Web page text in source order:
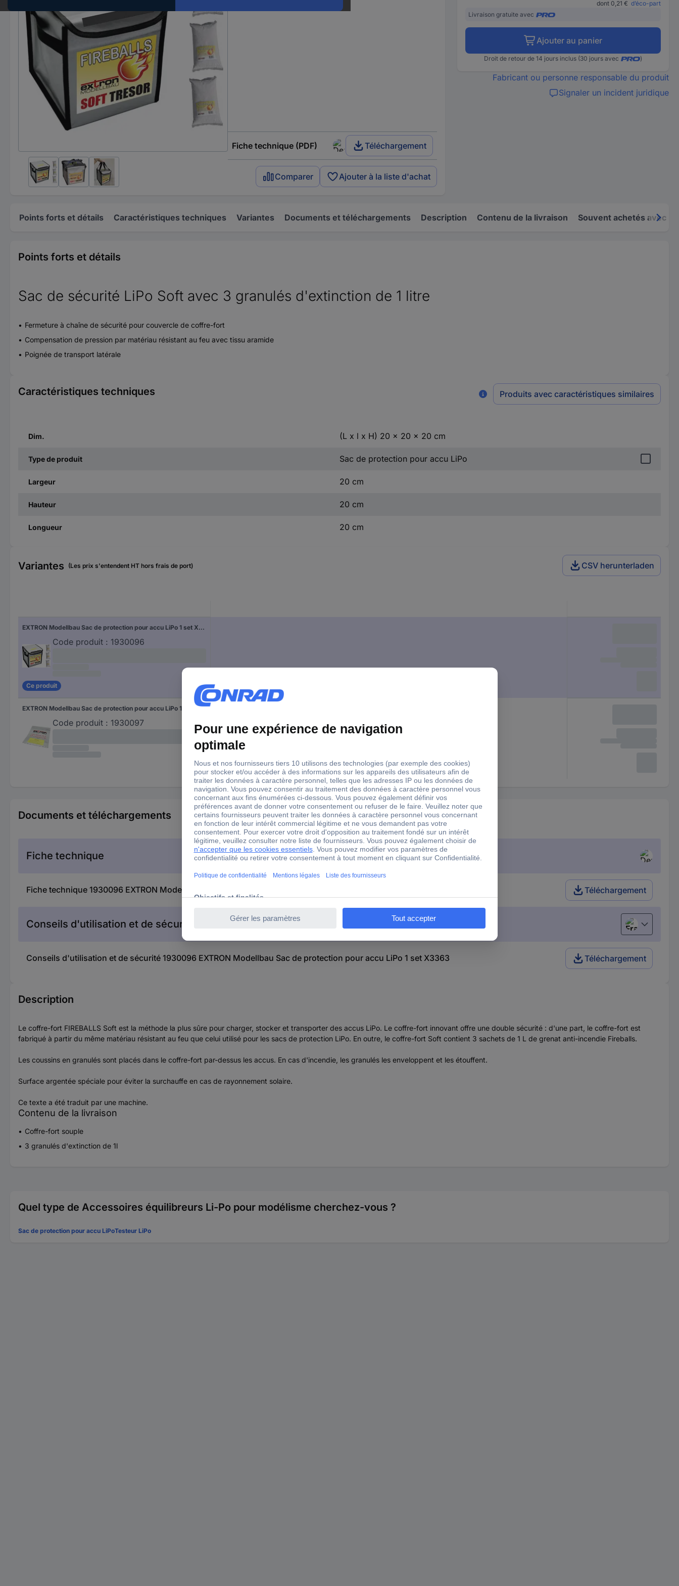
Fiche technique (PDF) Téléchargement
Comparer Ajouter à la liste d'achat
dont 0,21 € d’éco-part
Livraison gratuite avec
Ajouter au panier
Droit de retour de 14 jours inclus (30 jours avec )
Fabricant ou personne responsable du produit
Signaler un incident juridique
Points forts et détails Caractéristiques techniques Variantes Documents et téléchargements Description Contenu de la livraison Souvent achetés avec
Points forts et détails
Sac de sécurité LiPo Soft avec 3 granulés d'extinction de 1 litre
Fermeture à chaîne de sécurité pour couvercle de coffre-fort
Compensation de pression par matériau résistant au feu avec tissu aramide
Poignée de transport latérale
Caractéristiques techniques Produits avec caractéristiques similaires
Dim. (L x l x H) 20 x 20 x 20 cm
Type de produit Sac de protection pour accu LiPo
Largeur 20 cm
Hauteur 20 cm
Longueur 20 cm
Variantes (Les prix s'entendent HT hors frais de port) CSV herunterladen
EXTRON Modellbau Sac de protection pour accu LiPo 1 set X3363
Code produit : 1930096
Ce produit
EXTRON Modellbau Sac de protection pour accu LiPo 1 pc(s) X6670
Code produit : 1930097
Documents et téléchargements
Fiche technique
Fiche technique 1930096 EXTRON Modellbau Sac de protection pour accu LiPo 1 set X3363 Téléchargement
Conseils d'utilisation et de sécurité Français
Conseils d'utilisation et de sécurité 1930096 EXTRON Modellbau Sac de protection pour accu LiPo 1 set X3363 Téléchargement
Description
Le coffre-fort FIREBALLS Soft est la méthode la plus sûre pour charger, stocker et transporter des accus LiPo. Le coffre-fort innovant offre une double sécurité : d'une part, le coffre-fort est
fabriqué à partir du même matériau résistant au feu que celui utilisé pour les sacs de protection LiPo. En outre, le coffre-fort Soft contient 3 sachets de 1 L de grenat anti-incendie Fireballs.
Les coussins en granulés sont placés dans le coffre-fort par-dessus les accus. En cas d'incendie, les granulés les enveloppent et les étouffent.
Surface argentée spéciale pour éviter la surchauffe en cas de rayonnement solaire.
Ce texte a été traduit par une machine.
Contenu de la livraison
Coffre-fort souple
3 granulés d'extinction de 1l
Quel type de Accessoires équilibreurs Li-Po pour modélisme cherchez-vous ?
Sac de protection pour accu LiPoTesteur LiPo